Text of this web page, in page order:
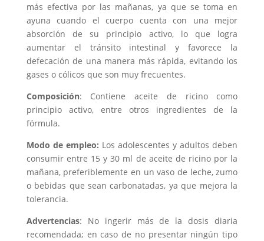
más efectiva por las mañanas, ya que se toma en
ayuna cuando el cuerpo cuenta con una mejor
absorción de su principio activo, lo que logra
aumentar el tránsito intestinal y favorece la
defecación de una manera más rápida, evitando los
gases o cólicos que son muy frecuentes.
Composición: Contiene aceite de ricino como
principio activo, entre otros ingredientes de la
fórmula.
Modo de empleo: Los adolescentes y adultos deben
consumir entre 15 y 30 ml de aceite de ricino por la
mañana, preferiblemente en un vaso de leche, zumo
o bebidas que sean carbonatadas, ya que mejora la
tolerancia.
Advertencias: No ingerir más de la dosis diaria
recomendada; en caso de no presentar ningún tipo